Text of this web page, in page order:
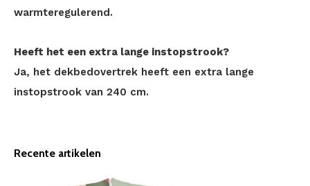
warmteregulerend.
Heeft het een extra lange instopstrook?
Ja, het dekbedovertrek heeft een extra lange
instopstrook van 240 cm.
Recente artikelen